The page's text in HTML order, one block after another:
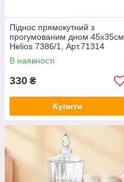
Піднос прямокутний з
прогумованим дном 45х35см
Helios 7386/1, Арт.71314
В наявності
330 ₴
Купити